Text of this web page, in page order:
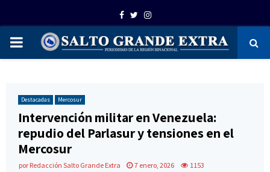
Facebook
TwitterInstagram
PRIMARY
Destacadas Mercosur
Intervención militar en Venezuela:
repudio del Parlasur y tensiones en el
Mercosur
por Redacción Salto Grande Extra 7 enero, 2026 1153